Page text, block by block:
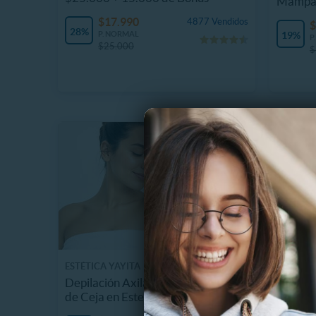
28%
4877 Vendidos
$17.990
19%
Depilación Axilas+ Bozo+Perfilado
de Ceja en Estetica Yayita